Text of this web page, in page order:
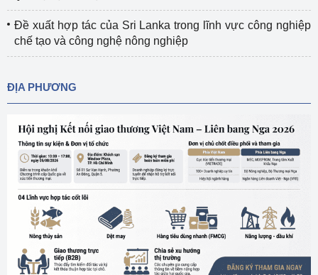
Đề xuất hợp tác của Sri Lanka trong lĩnh vực công nghiệp
chế tạo và công nghệ nông nghiệp
ĐỊA PHƯƠNG